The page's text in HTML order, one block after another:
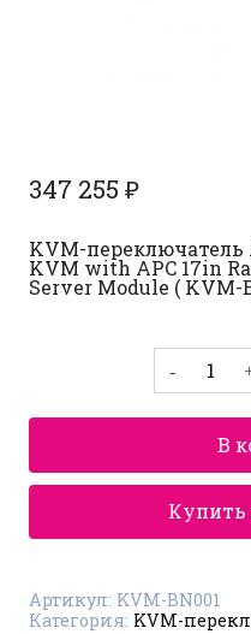
347 255 ₽
KVM-переключатель
KVM with APC 17in
Server Module ( KVM-
товара
KVM-
BN001
В
Купить
Артикул: KVM-BN001
Категория: KVM-